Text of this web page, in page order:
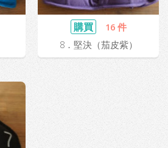
購買
16 件
8．堅決（茄皮紫）